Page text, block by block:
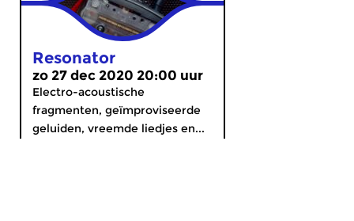
Resonator
zo 27 dec 2020 20:00 uur
Electro-acoustische
fragmenten, geïmproviseerde
geluiden, vreemde liedjes en...